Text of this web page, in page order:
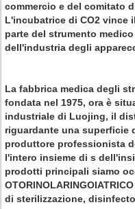
commercio e del comitato
L'incubatrice di CO2 vince
parte del strumento
dell'industria degli
La fabbrica medica degli
fondata nel 1975, ora è
industriale di Luojing, il
riguardante una superficie
produttore professionista
l'intero insieme di s
prodotti principali siamo
di sterilizzazione,